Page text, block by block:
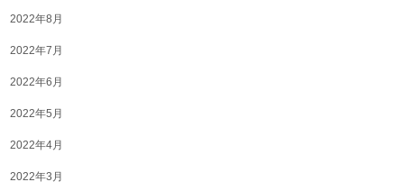
2022年8月
2022年7月
2022年6月
2022年5月
2022年4月
2022年3月